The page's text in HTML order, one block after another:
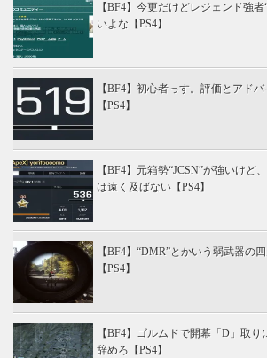
【BF4】今更だけどレジェンド強
いよな【PS4】
【BF4】初心者っす。評価とアドバ
【PS4】
【BF4】元箱勢“JCSN”が強いけど
は遠く及ばない【PS4】
【BF4】“DMR”とかいう弱武器の
【PS4】
【BF4】ゴルムドで開幕「D」取
辞めろ【PS4】